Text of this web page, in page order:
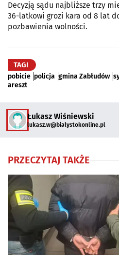
Decyzją sądu najbliższe trzy
36-latkowi grozi kara od 8 lat
pozbawienia wolności.
TAGI
pobicie policja gmina Zabłudów
areszt
Łukasz Wiśniewski
lukasz.w@bialystokonline.pl
PRZECZYTAJ TAKŻE